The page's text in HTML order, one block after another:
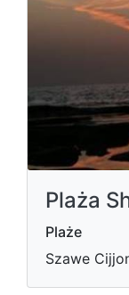
Plaża
Plaże
Szawe